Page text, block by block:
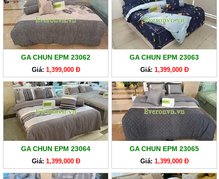
GA CHUN EPM 23062
Giá: 1,399,000 Đ
GA CHUN EPM 23063
Giá: 1,399,000 Đ
GA CHUN EPM 23064
Giá: 1,399,000 Đ
GA CHUN EPM 23065
Giá: 1,399,000 Đ